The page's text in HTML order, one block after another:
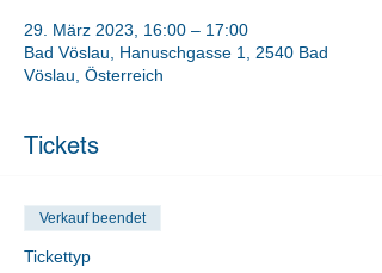
29. März 2023, 16:00 – 17:00
Bad Vöslau, Hanuschgasse 1, 2540 Bad
Vöslau, Österreich
Tickets
Verkauf beendet
Tickettyp